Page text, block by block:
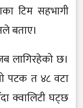
टिम सहभागी
बताए।
लागिरहेको छ।
पटक त ४८ वटा
क्वालिटी घट्छ